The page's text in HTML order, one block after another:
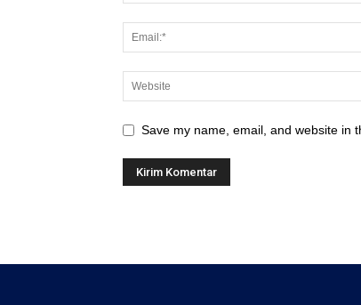
Save my name, email, and website in